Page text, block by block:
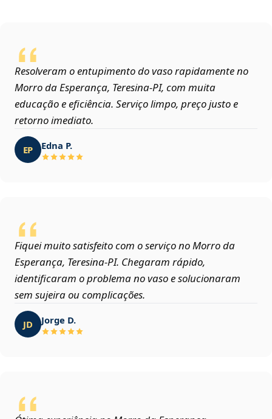
Resolveram o entupimento do vaso rapidamente no
Morro da Esperança, Teresina‑PI, com muita
educação e eficiência. Serviço limpo, preço justo e
retorno imediato.
EP Edna P.
Fiquei muito satisfeito com o serviço no Morro da
Esperança, Teresina‑PI. Chegaram rápido,
identificaram o problema no vaso e solucionaram
sem sujeira ou complicações.
JD Jorge D.